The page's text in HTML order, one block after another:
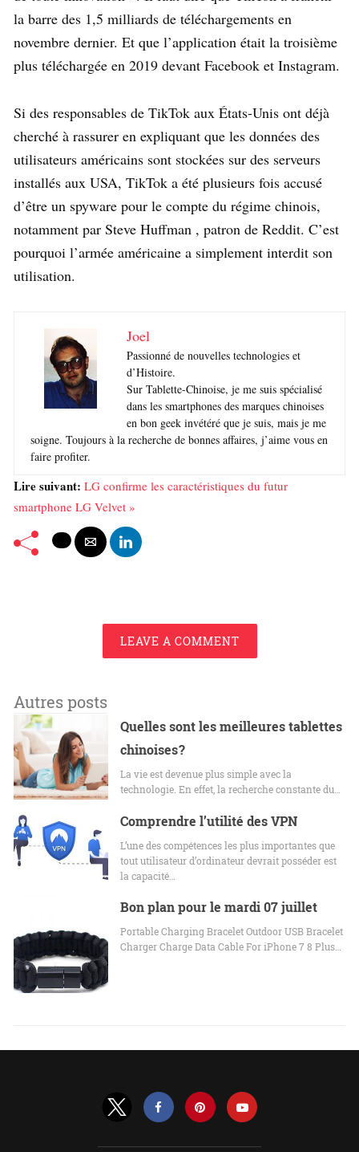
la barre des 1,5 milliards de téléchargements en
novembre dernier. Et que l’application était la troisième
plus téléchargée en 2019 devant Facebook et Instagram.
Si des responsables de TikTok aux États-Unis ont déjà
cherché à rassurer en expliquant que les données des
utilisateurs américains sont stockées sur des serveurs
installés aux USA, TikTok a été plusieurs fois accusé
d’être un spyware pour le compte du régime chinois,
notamment par Steve Huffman , patron de Reddit. C’est
pourquoi l’armée américaine a simplement interdit son
utilisation.
Joel
Passionné de nouvelles technologies et
d’Histoire.
Sur Tablette-Chinoise, je me suis spécialisé
dans les smartphones des marques chinoises
en bon geek invétéré que je suis, mais je me
soigne. Toujours à la recherche de bonnes affaires, j’aime vous en
faire profiter.
Lire suivant: LG confirme les caractéristiques du futur
smartphone LG Velvet »
LEAVE A COMMENT
Autres posts
Quelles sont les meilleures tablettes
chinoises ?
La vie est devenue plus simple avec la
technologie. En effet, la recherche constante du…
Comprendre l’utilité des VPN
L’une des compétences les plus importantes que
tout utilisateur d’ordinateur devrait posséder est
la capacité…
Bon plan pour le mardi 07 juillet
Portable Charging Bracelet Outdoor USB Bracelet
Charger Charge Data Cable For iPhone 7 8 Plus…